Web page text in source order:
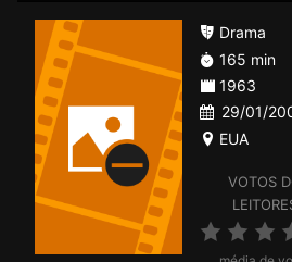
VOTOS
Drama
165 min
1963
29/01/
EUA